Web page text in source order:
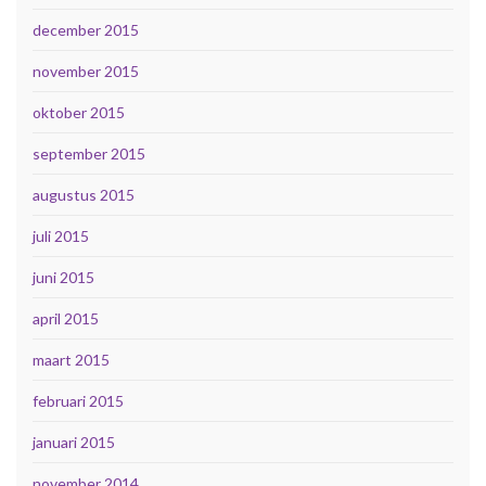
december 2015
november 2015
oktober 2015
september 2015
augustus 2015
juli 2015
juni 2015
april 2015
maart 2015
februari 2015
januari 2015